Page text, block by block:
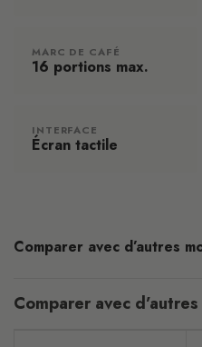
MARC DE CAFÉ
16 portions max.
INTERFACE
Écran tactile
Comparer avec d’autres
Comparer avec